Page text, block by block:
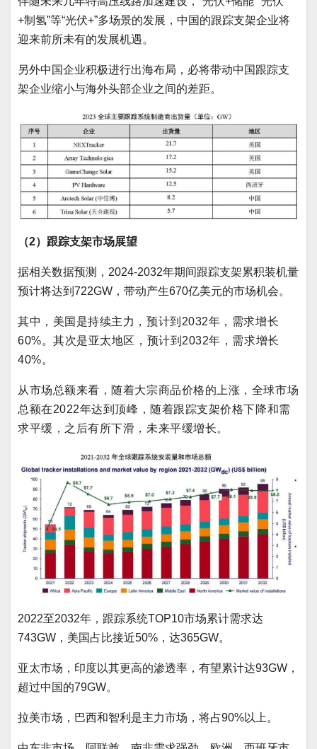
+制氢”等“光伏+”多场景的发展，中国的跟踪支架企业将
迎来前所未有的发展机遇。
另外中国企业积极进行出海布局，必将带动中国跟踪支
架企业缩小与海外头部企业之间的差距。
（2）跟踪支架市场展望
据相关数据预测，2024-2032年期间跟踪支架累积装机量
预计将达到722GW，带动产生670亿美元的市场机会。
其中，美国是持续主力，预计到2032年，需求增长
60%。其次是亚太地区，预计到2032年，需求增长
40%。
从市场总额来看，随着大宗商品价格的上涨，全球市场
总额在2022年达到顶峰，随着跟踪支架价格下降和需
求平缓，之后有所下滑，未来平缓增长。
2022至2032年，跟踪系统TOP10市场累计需求达
743GW，美国占比接近50%，达365GW。
亚太市场，印度以其更高的渗透率，有望累计达93GW，
超过中国的79GW。
拉美市场，巴西和智利是主力市场，将占90%以上。